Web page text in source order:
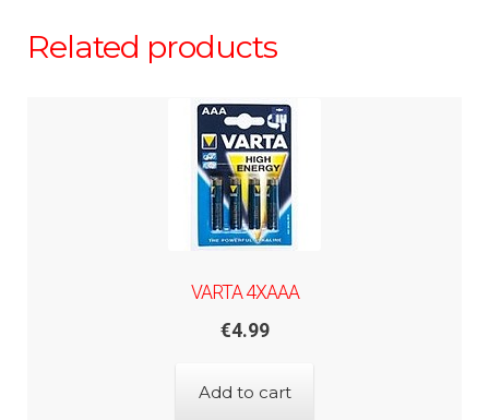
Related products
VARTA 4XAAA
€4.99
Add to cart